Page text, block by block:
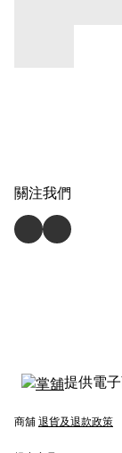
關注我們
提供電
商舖 退貨及退款政策